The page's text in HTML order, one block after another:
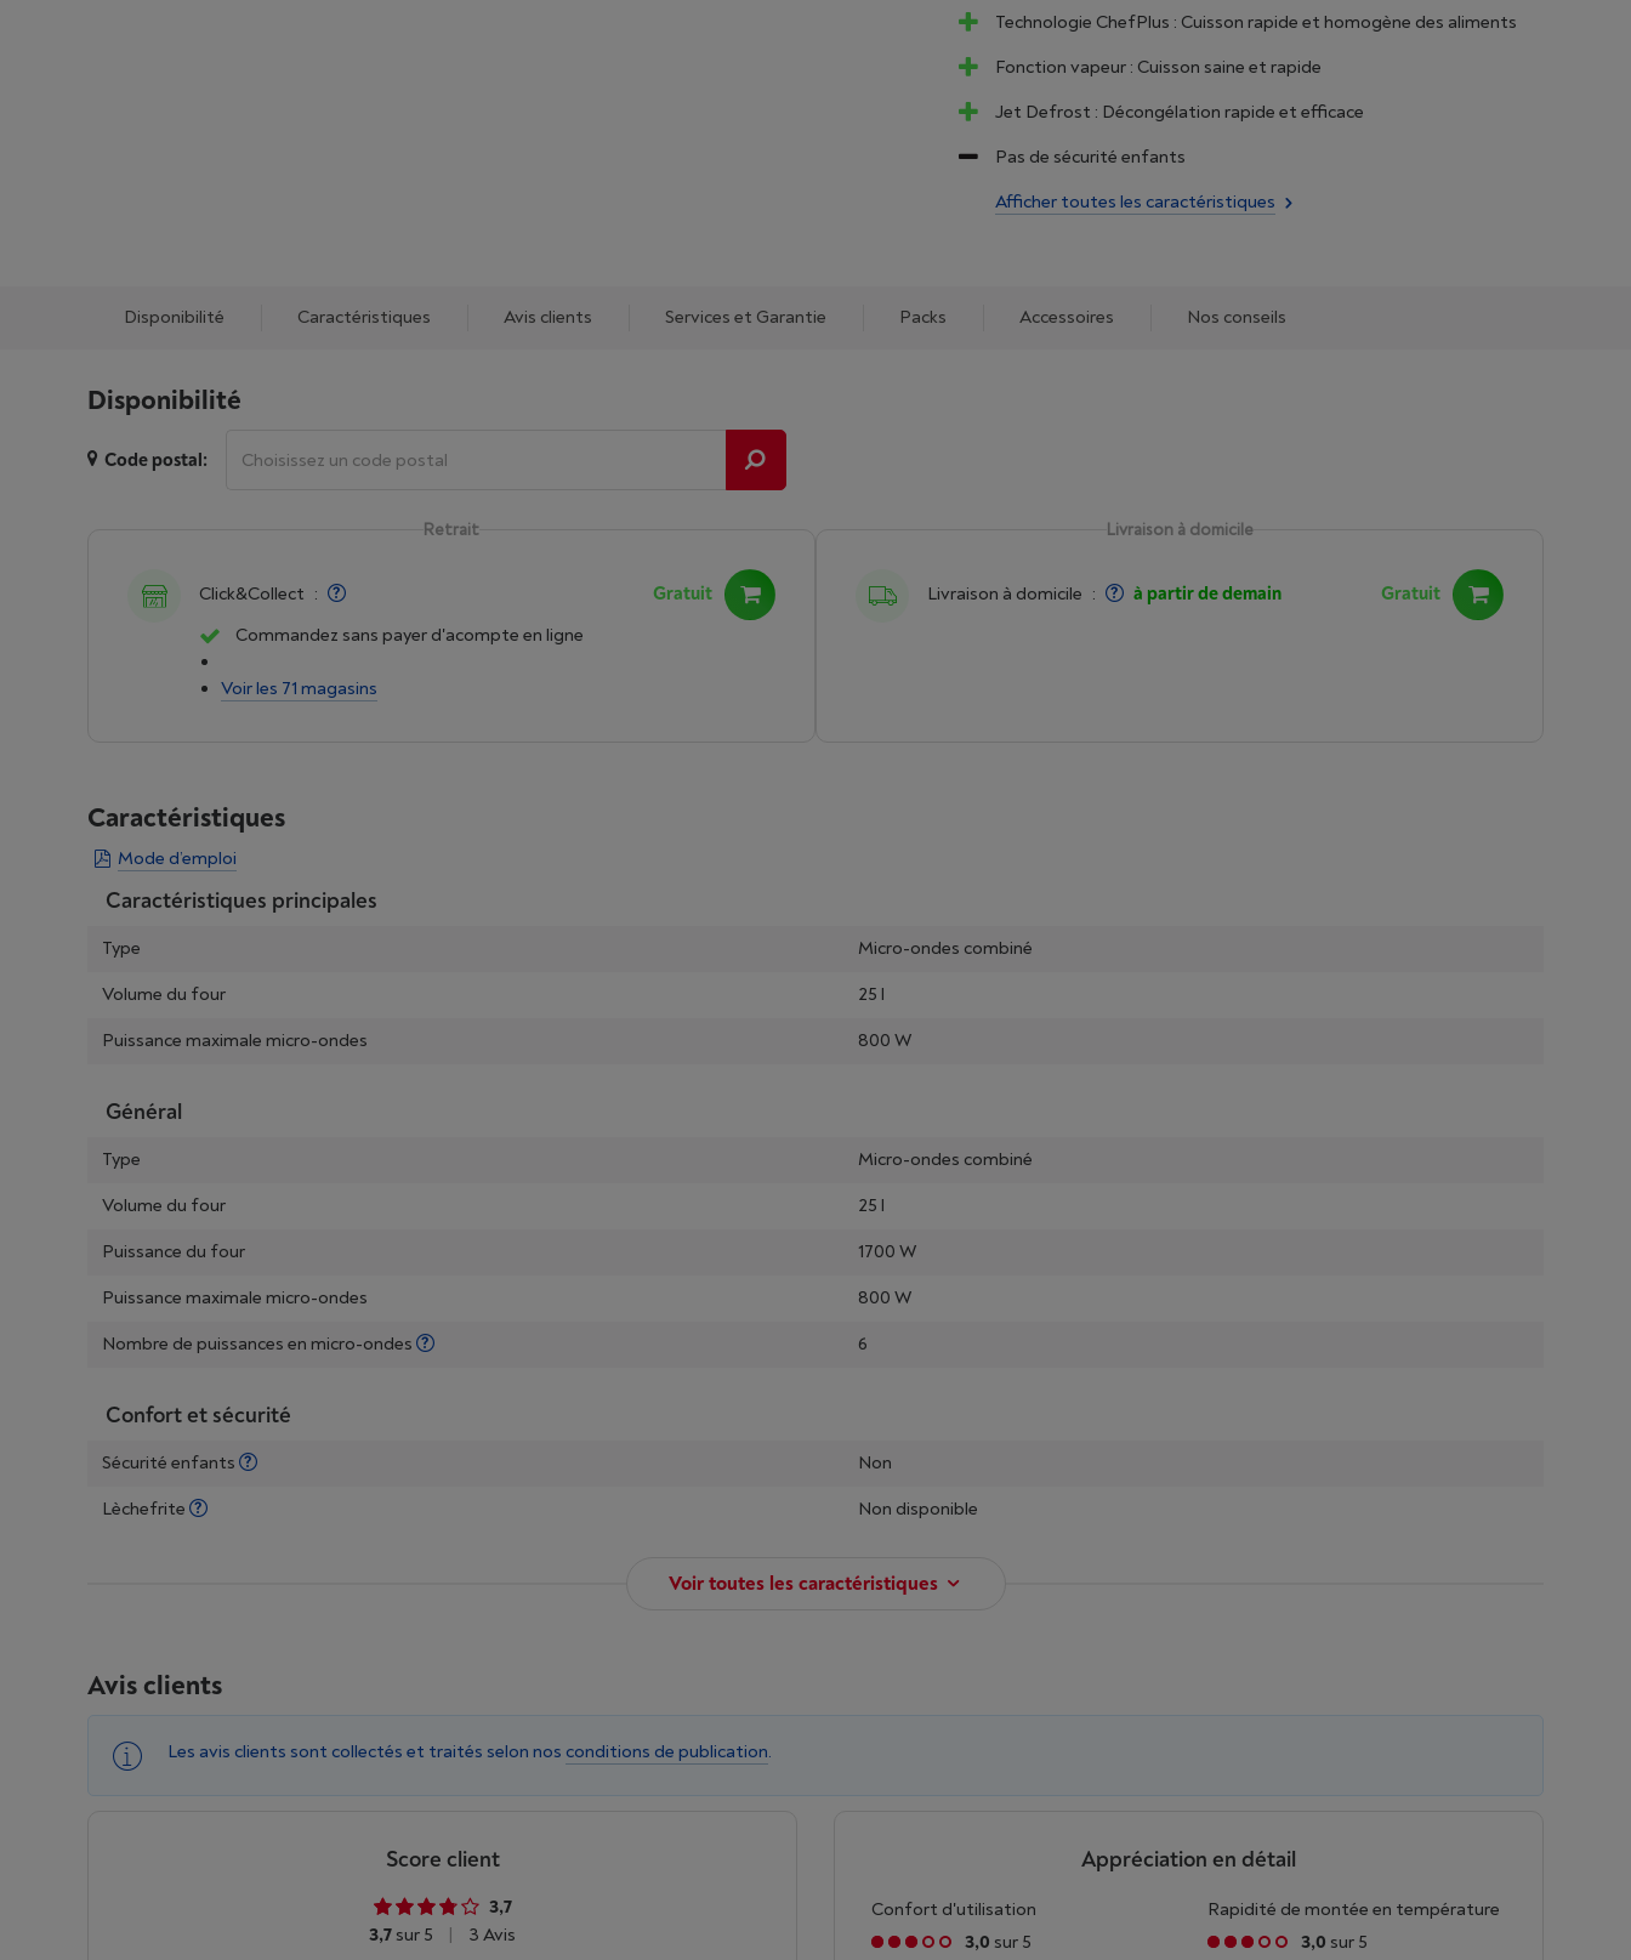
Technologie ChefPlus : Cuisson rapide et homogène des aliments
Fonction vapeur : Cuisson saine et rapide
Jet Defrost : Décongélation rapide et efficace
Pas de sécurité enfants
Afficher toutes les caractéristiques
Disponibilité Caractéristiques Avis clients Services et Garantie Packs Accessoires Nos conseils
Disponibilité
Code postal:
Livraison à domicile
Livraison à domicile : à partir de demain Gratuit
Retrait
Click&Collect :
Gratuit
Commandez sans payer d'acompte en ligne
Voir les 71 magasins
Caractéristiques
Mode d’emploi
Caractéristiques principales
Type
Micro-ondes combiné
Volume du four
25 l
Puissance maximale micro-ondes
800 W
Général
Type
Micro-ondes combiné
Volume du four
25 l
Puissance du four
1700 W
Puissance maximale micro-ondes
800 W
Nombre de puissances en micro-ondes
6
Confort et sécurité
Sécurité enfants
Non
Lèchefrite
Non disponible
Voir toutes les caractéristiques
Avis clients
Les avis clients sont collectés et traités selon nos conditions de publication.
Score client
3,7
3,7 sur 5 | 3 Avis
Appréciation en détail
Confort d'utilisation
3,0 sur 5
Rapidité de montée en température
3,0 sur 5